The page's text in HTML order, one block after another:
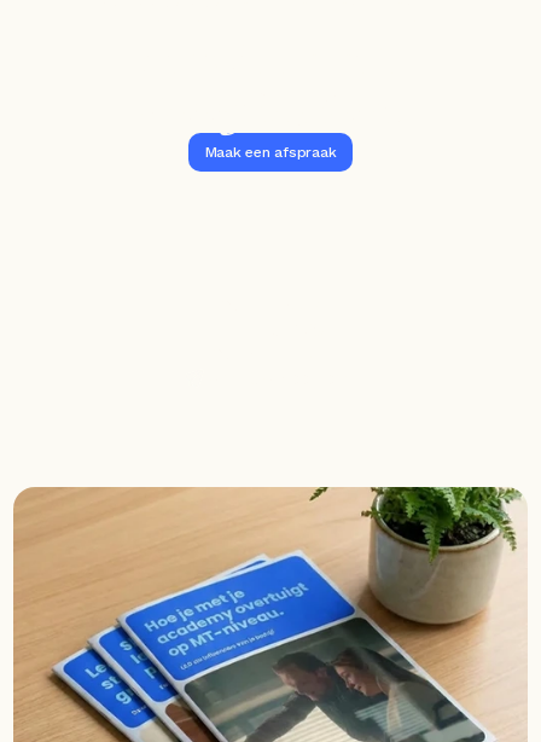
Maak een afspraak